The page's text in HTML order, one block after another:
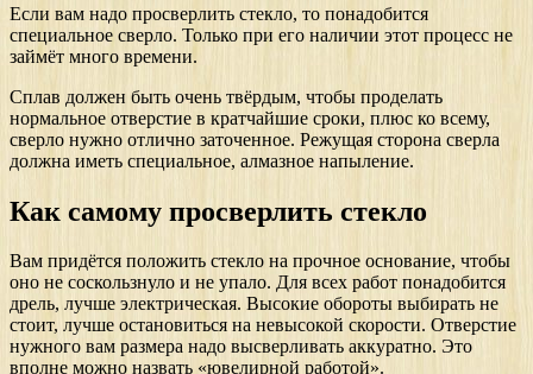
Если вам надо просверлить стекло, то понадобится
специальное сверло. Только при его наличии этот процесс не
займёт много времени.
Сплав должен быть очень твёрдым, чтобы проделать
нормальное отверстие в кратчайшие сроки, плюс ко всему,
сверло нужно отлично заточенное. Режущая сторона сверла
должна иметь специальное, алмазное напыление.
Как самому просверлить стекло
Вам придётся положить стекло на прочное основание, чтобы
оно не соскользнуло и не упало. Для всех работ понадобится
дрель, лучше электрическая. Высокие обороты выбирать не
стоит, лучше остановиться на невысокой скорости. Отверстие
нужного вам размера надо высверливать аккуратно. Это
вполне можно назвать «ювелирной работой».